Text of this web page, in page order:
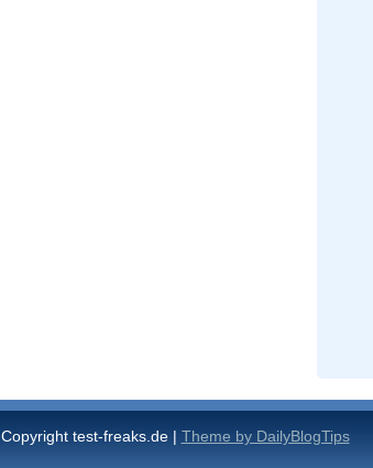
Copyright test-freaks.de | Theme by DailyBlogTips